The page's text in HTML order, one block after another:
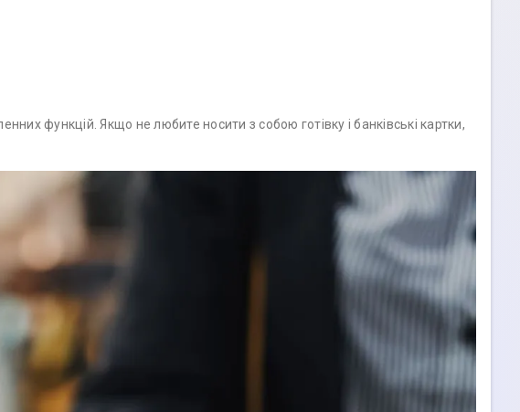
функцій. Якщо не любите носити з собою готівку і банківські картки,